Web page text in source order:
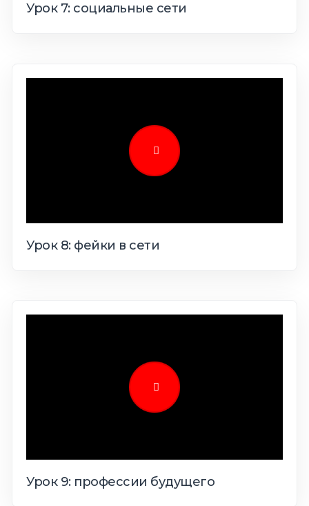
Урок 7: социальные сети
Урок 8: фейки в сети
Урок 9: профессии будущего